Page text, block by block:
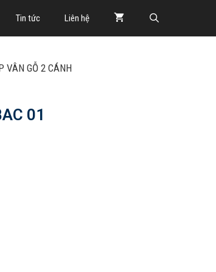
Tin tức Liên hệ
VÂN GỖ 2 CÁNH
01